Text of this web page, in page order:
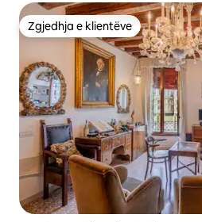
Zgjedhja e klientëve
Zgjedhja e klientëve